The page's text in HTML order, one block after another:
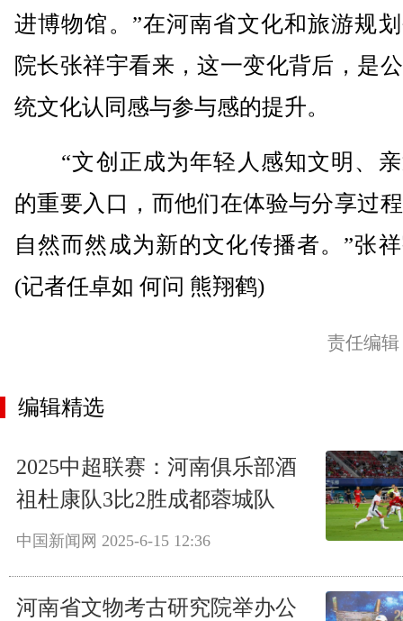
进博物馆。”在河南省文化和旅游规
院长张祥宇看来，这一变化背后，是
统文化认同感与参与感的提升。
“文创正成为年轻人感知文明、亲
的重要入口，而他们在体验与分享过
自然而然成为新的文化传播者。”张
(记者任卓如 何问 熊翔鹤)
责任编
编辑精选
2025中超联赛：河南俱乐部酒
祖杜康队3比2胜成都蓉城队
中国新闻网 2025-6-15 12:36
河南省文物考古研究院举办公